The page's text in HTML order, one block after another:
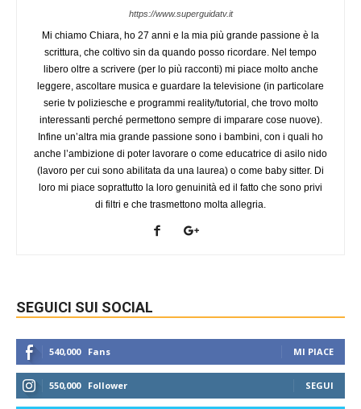
https://www.superguidatv.it
Mi chiamo Chiara, ho 27 anni e la mia più grande passione è la
scrittura, che coltivo sin da quando posso ricordare. Nel tempo
libero oltre a scrivere (per lo più racconti) mi piace molto anche
leggere, ascoltare musica e guardare la televisione (in particolare
serie tv poliziesche e programmi reality/tutorial, che trovo molto
interessanti perché permettono sempre di imparare cose nuove).
Infine un’altra mia grande passione sono i bambini, con i quali ho
anche l’ambizione di poter lavorare o come educatrice di asilo nido
(lavoro per cui sono abilitata da una laurea) o come baby sitter. Di
loro mi piace soprattutto la loro genuinità ed il fatto che sono privi
di filtri e che trasmettono molta allegria.
SEGUICI SUI SOCIAL
540,000 Fans MI PIACE
550,000 Follower SEGUI